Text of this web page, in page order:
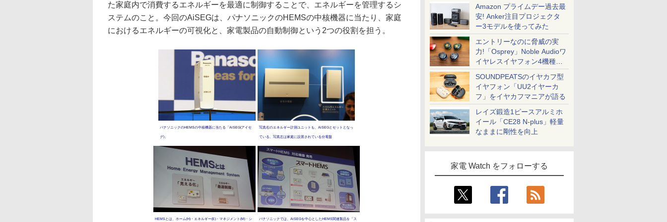
Amazon プライムデー過去最
安! Anker注目プロジェクタ
ー3モデルを使ってみた
エントリーなのに脅威の実
力!「Osprey」Noble Audioワ
イヤレスイヤフォン4機種を
一気に聴く
SOUNDPEATSのイヤカフ型
イヤフォン「UU2イヤーカ
フ」をイヤカフマニアが語る
レイズ鍛造1ピースアルミホ
イール「CE28 N-plus」軽量
なままに剛性を向上
家電 Watch をフォローする
た家庭内で消費するエネルギーを最適に制御することで、エネルギーを管理するシ
ステムのこと。今回のAiSEGは、パナソニックのHEMSの中核機器に当たり、家庭
におけるエネルギーの可視化と、家電製品の自動制御という2つの役割を担う。
パナソニックのHEMSの中核機器に当たる「AiSEG(アイセ
グ)」
写真右のエネルギー計測ユニットも、AiSEGとセットとなっ
ている。写真左は家庭に設置されている分電盤
HEMSとは、ホーム(H)・エネルギー(E)・マネジメント(M)・シ パナソニックでは、AiSEGを中心としたHEMS関連製品を「ス